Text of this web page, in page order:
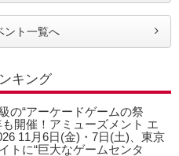
ント一覧へ
キング
の“アーケードゲームの祭
も開催！アミューズメント エ
11月6日(金)・7日(土)、東京
トに“巨大なゲームセンタ